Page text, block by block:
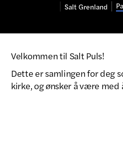
Salt Grenland
Velkommen til Salt Puls!
Dette er samlingen for deg
kirke, og ønsker å være med